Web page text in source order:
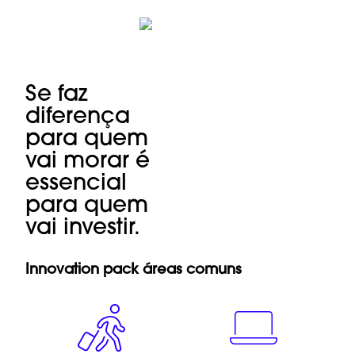
Se faz
diferença
para quem
vai morar é
essencial
para quem
vai investir.
Innovation pack áreas comuns